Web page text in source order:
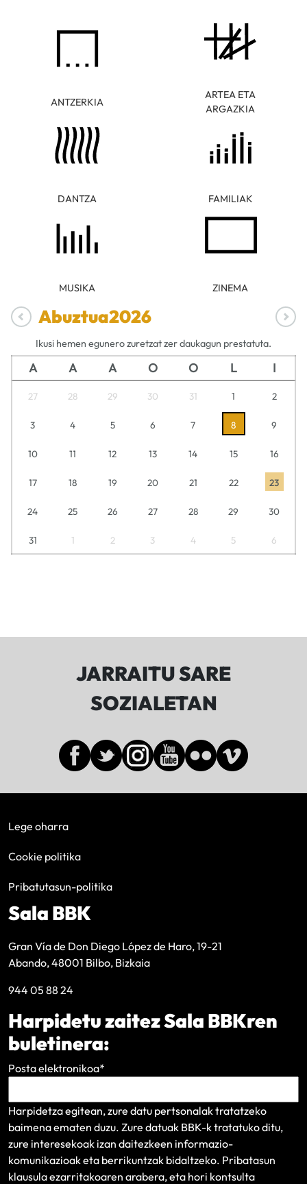
ANTZERKIA
ARTEA ETA
ARGAZKIA
DANTZA FAMILIAK
MUSIKA ZINEMA
Abuztua2026
Ikusi hemen egunero zuretzat zer daukagun prestatuta.
A A A O O L I
27 28 29 30 31 1 2
3 4 5 6 7 8 9
10 11 12 13 14 15 16
17 18 19 20 21 22 23
24 25 26 27 28 29 30
31 1 2 3 4 5 6
JARRAITU SARE
SOZIALETAN
Lege oharra
Cookie politika
Pribatutasun-politika
Sala BBK
Gran Vía de Don Diego López de Haro, 19-21
Abando, 48001 Bilbo, Bizkaia
944 05 88 24
Harpidetu zaitez Sala BBKren
buletinera:
Posta elektronikoa*
Harpidetza egitean, zure datu pertsonalak tratatzeko
baimena ematen duzu. Zure datuak BBK-k tratatuko ditu,
zure interesekoak izan daitezkeen informazio-
komunikazioak eta berrikuntzak bidaltzeko. Pribatasun
klausulaezarritakoaren arabera, eta hori kontsulta